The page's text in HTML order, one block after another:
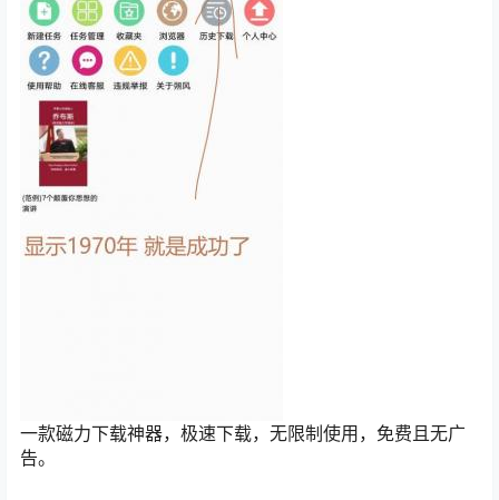
一款磁力下载神器，极速下载，无限制使用，免费且无广
告。